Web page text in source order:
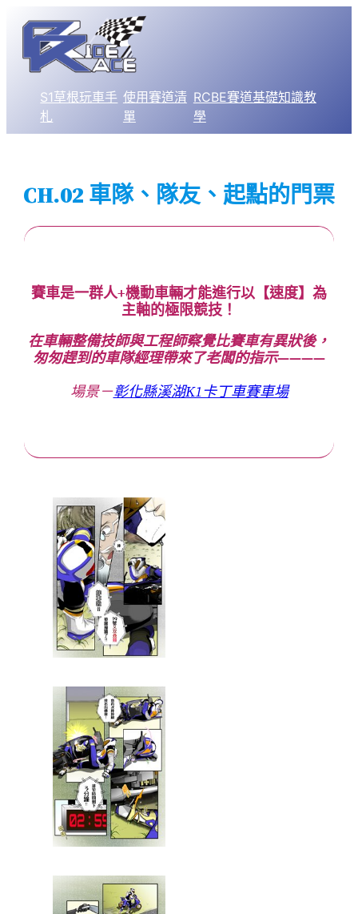
S1草根玩車手
札
使用賽道清
單
RCBE賽道基礎知識教
學
CH.02 車隊、隊友、起點的門票
賽車是一群人+機動車輛才能進行以【速度】為
主軸的極限競技！
在車輛整備技師與工程師察覺比賽車有異狀後，
匆匆趕到的車隊經理帶來了老闆的指示————
場景－彰化縣溪湖K1卡丁車賽車場